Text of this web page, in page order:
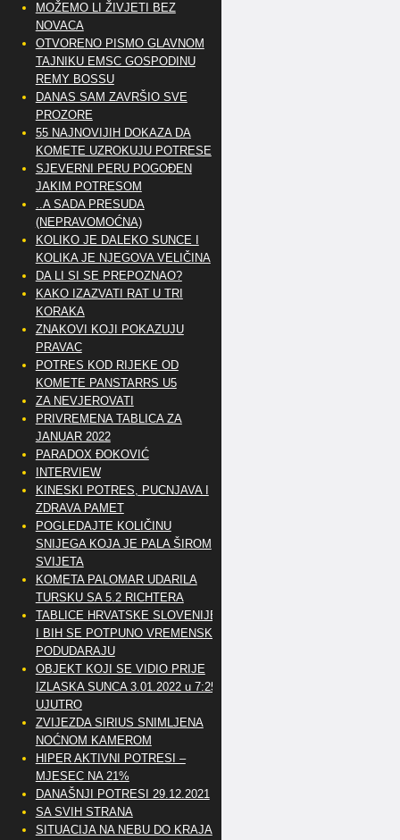
MOŽEMO LI ŽIVJETI BEZ
NOVACA
OTVORENO PISMO GLAVNOM
TAJNIKU EMSC GOSPODINU
REMY BOSSU
DANAS SAM ZAVRŠIO SVE
PROZORE
55 NAJNOVIJIH DOKAZA DA
KOMETE UZROKUJU POTRESE
SJEVERNI PERU POGOĐEN
JAKIM POTRESOM
..A SADA PRESUDA
(NEPRAVOMOĆNA)
KOLIKO JE DALEKO SUNCE I
KOLIKA JE NJEGOVA VELIČINA
DA LI SI SE PREPOZNAO?
KAKO IZAZVATI RAT U TRI
KORAKA
ZNAKOVI KOJI POKAZUJU
PRAVAC
POTRES KOD RIJEKE OD
KOMETE PANSTARRS U5
ZA NEVJEROVATI
PRIVREMENA TABLICA ZA
JANUAR 2022
PARADOX ĐOKOVIĆ
INTERVIEW
KINESKI POTRES, PUCNJAVA I
ZDRAVA PAMET
POGLEDAJTE KOLIČINU
SNIJEGA KOJA JE PALA ŠIROM
SVIJETA
KOMETA PALOMAR UDARILA
TURSKU SA 5.2 RICHTERA
TABLICE HRVATSKE SLOVENIJE
I BIH SE POTPUNO VREMENSKI
PODUDARAJU
OBJEKT KOJI SE VIDIO PRIJE
IZLASKA SUNCA 3.01.2022 u 7:25
UJUTRO
ZVIJEZDA SIRIUS SNIMLJENA
NOĆNOM KAMEROM
HIPER AKTIVNI POTRESI –
MJESEC NA 21%
DANAŠNJI POTRESI 29.12.2021
SA SVIH STRANA
SITUACIJA NA NEBU DO KRAJA